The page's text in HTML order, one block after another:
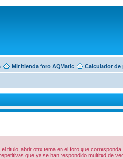
Minitienda foro AQMatic Calculador de
titulo, abrir otro tema en el foro que corresponda.
que ya se han respondido multitud de